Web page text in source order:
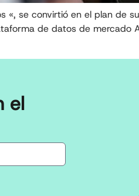
«, se convirtió en el plan de
de datos de mercado
el